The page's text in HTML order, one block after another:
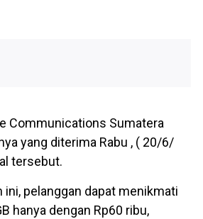
Communications Sumatera
yang diterima Rabu , ( 20/6/
tersebut.
ini, pelanggan dapat menikmati
hanya dengan Rp60 ribu,